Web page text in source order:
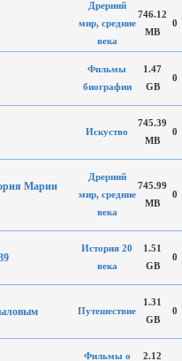
Дрерний
мир, средние
века
746.12
MB
0
Фильмы
биографии
1.47
GB
0
Искуство
745.39
MB
0
Марии
Дрерний
мир, средние
века
745.99
MB
0
История 20
века
1.51
GB
0
Путешествие
1.31
GB
0
Фильмы о
2.12